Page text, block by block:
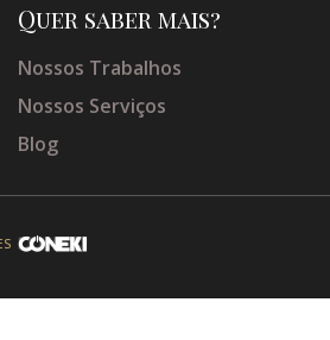
Quer saber mais?
Nossos Trabalhos
Nossos Serviços
Blog